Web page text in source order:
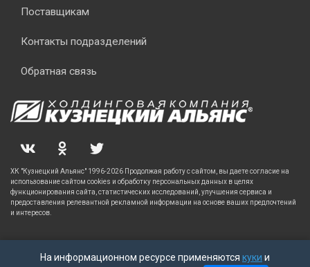
На информационном ресурсе применяются куки и
Поставщикам
Контакты подразделений
Обратная связь
ХК "Кузнецкий Альянс" 1996-2026 Продолжая работу с сайтом, вы даете согласие на
использование сайтом cookies и обработку персональных данных в целях
функционирования сайта, статистических исследований, улучшения сервиса и
предоставления релевантной рекламной информации на основе ваших предпочтений
и интересов.